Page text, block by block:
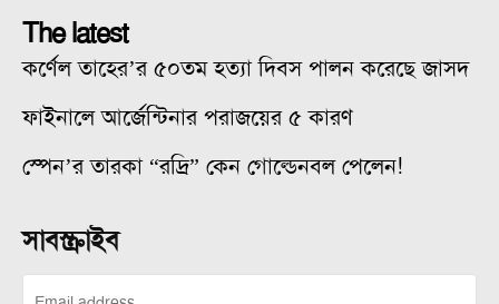
The latest
কর্ণেল তাহের’র ৫০তম হত্যা দিবস পালন করেছে জাসদ
ফাইনালে আর্জেন্টিনার পরাজয়ের ৫ কারণ
স্পেন’র তারকা “রদ্রি” কেন গোল্ডেনবল পেলেন!
সাবস্ক্রাইব